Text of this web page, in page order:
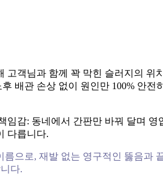
고객님과 함께 꽉 막힌 슬러지의 위
배관 손상 없이 원인만 100% 안전
임감: 동네에서 간판만 바꿔 달며 영
다릅니다.
으로, 재발 없는 영구적인 뚫음과
다.